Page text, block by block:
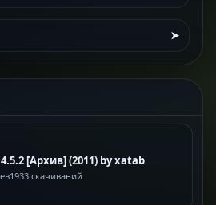
➤
[Архив] (2011) by xatab
1933 скачиваний